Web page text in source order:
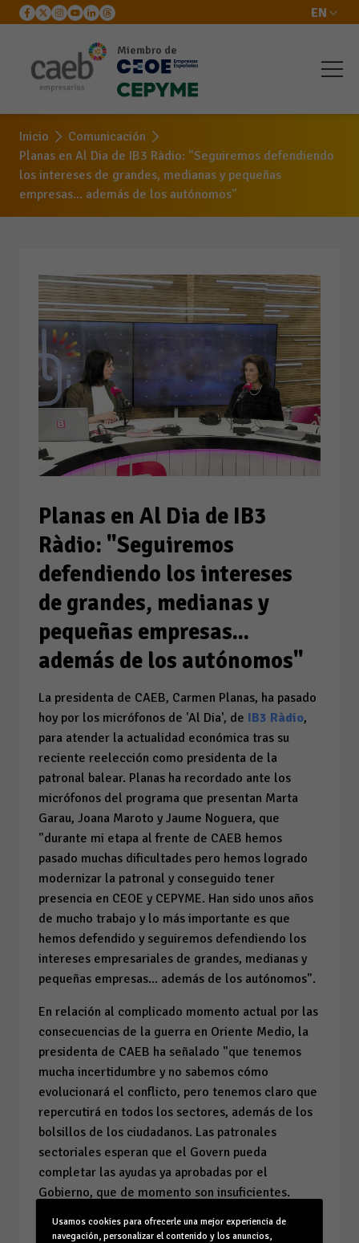
EN
Miembro de
Inicio
Comunicación
Planas en Al Dia de IB3 Ràdio: "Seguiremos defendiendo
los intereses de grandes, medianas y pequeñas
empresas... además de los autónomos"
Planas en Al Dia de IB3
Ràdio: "Seguiremos
defendiendo los intereses
de grandes, medianas y
pequeñas empresas...
además de los autónomos"
La presidenta de CAEB, Carmen Planas, ha pasado
hoy por los micrófonos de 'Al Dia', de IB3 Ràdio,
para atender la actualidad económica tras su
reciente reelección como presidenta de la
patronal balear. Planas ha recordado ante los
micrófonos del programa que presentan Marta
Garau, Joana Maroto y Jaume Noguera, que
"durante mi etapa al frente de CAEB hemos
pasado muchas dificultades pero hemos logrado
modernizar la patronal y conseguido tener
presencia en CEOE y CEPYME. Han sido unos años
de mucho trabajo y lo más importante es que
hemos defendido y seguiremos defendiendo los
intereses empresariales de grandes, medianas y
pequeñas empresas... además de los autónomos".
En relación al complicado momento actual por las
consecuencias de la guerra en Oriente Medio, la
presidenta de CAEB ha señalado "que tenemos
mucha incertidumbre y no sabemos cómo
evolucionará el conflicto, pero tenemos claro que
repercutirá en todos los sectores, además de los
bolsillos de los ciudadanos. Las patronales
sectoriales esperan que el Govern pueda
completar las ayudas ya aprobadas por el
Gobierno, que de momento son insuficientes.
impuestos generalizada porque la carga fiscal que
Usamos cookies para ofrecerle una mejor experiencia de
navegación, personalizar el contenido y los anuncios,